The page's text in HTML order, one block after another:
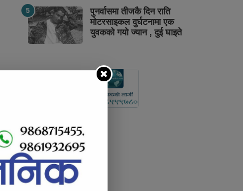
पुनर्वासमा तीजकै दिन राति
मोटरसाइकल दुर्घटनामा एक
युवकको गयो ज्यान , दुई घाइते